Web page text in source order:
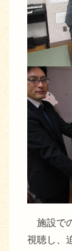
施設で
視聴し、